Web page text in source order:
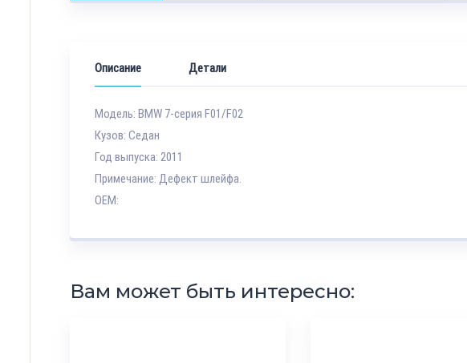
Описание Детали
Модель: BMW 7-серия F01/F02
Кузов: Седан
Год выпуска: 2011
Примечание: Дефект шлейфа.
OEM:
Вам может быть интересно: